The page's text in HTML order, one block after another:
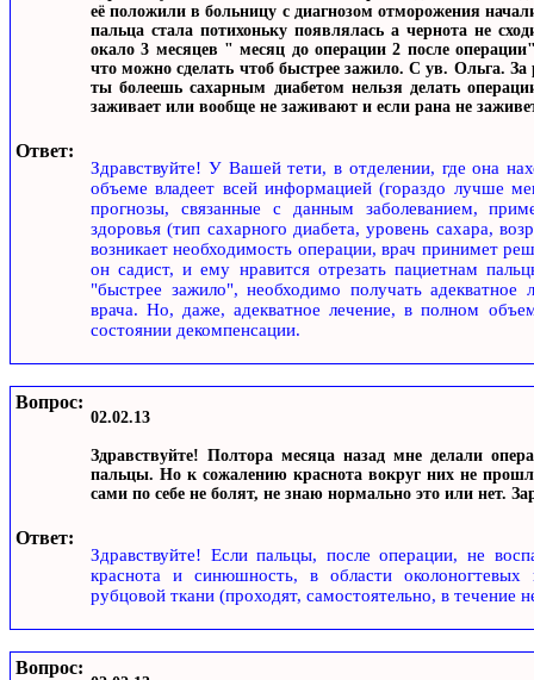
её положили в больницу с диагнозом отморожения
пальца стала потихоньку появлялась а чернота не
окало 3 месяцев " месяц до операции 2 после
что можно сделать чтоб быстрее зажило. С ув. Ольга.
ты болеешь сахарным диабетом нельзя делать
заживает или вообще не заживают и если рана не
Ответ:
Здравствуйте! У Вашей тети, в отделении, где она
объеме владеет всей информацией (гораздо лучше
прогнозы, связанные с данным заболеванием,
здоровья (тип сахарного диабета, уровень сахара,
возникает необходимость операции, врач принимет
он садист, и ему нравится отрезать пациетнам
"быстрее зажило", необходимо получать
врача. Но, даже, адекватное лечение, в полном
состоянии декомпенсации.
Вопрос:
02.02.13
Здравствуйте! Полтора месяца назад мне делали
пальцы. Но к сожалению краснота вокруг них не
сами по себе не болят, не знаю нормально это или нет.
Ответ:
Здравствуйте! Если пальцы, после операции, не
краснота и синюшность, в области
рубцовой ткани (проходят, самостоятельно, в течение
Вопрос: